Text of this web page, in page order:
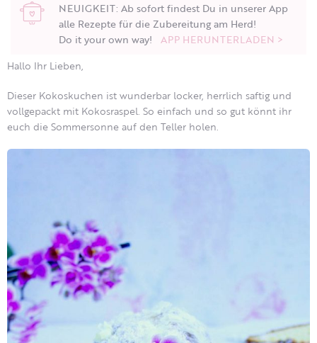
NEUIGKEIT: Ab sofort findest Du in unserer App
alle Rezepte für die Zubereitung am Herd!
Do it your own way! APP HERUNTERLADEN >
Hallo Ihr Lieben,
Dieser Kokoskuchen ist wunderbar locker, herrlich saftig und
vollgepackt mit Kokosraspel. So einfach und so gut könnt ihr
euch die Sommersonne auf den Teller holen.